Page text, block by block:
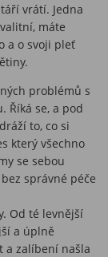
vrátí. Jedna
máte
a o svoji pleť
problémů s
Říká se, a pod
to, co si
který všechno
se sebou
správné péče
Od té levnější
a úplně
a zalíbení našla